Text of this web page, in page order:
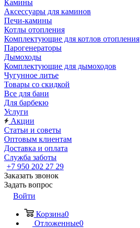
Камины
Аксессуары для каминов
Печи-камины
Котлы отопления
Комплектующие для котлов отопления
Парогенераторы
Дымоходы
Комплектующие для дымоходов
Чугунное литье
Товары со скидкой
Все для бани
Для барбекю
Услуги
Акции
Статьи и советы
Оптовым клиентам
Доставка и оплата
Служба заботы
+7 950 202 27 29
Заказать звонок
Задать вопрос
Войти
Корзина0
Отложенные0